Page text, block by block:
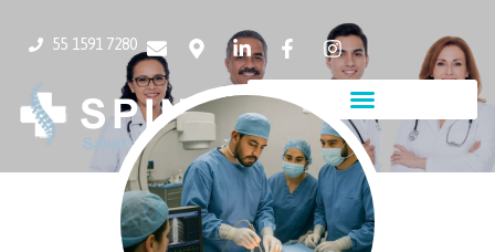
55 1591 7280